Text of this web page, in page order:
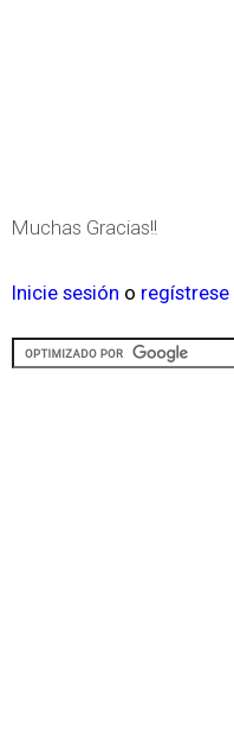
Muchas Gracias!!
Inicie sesión o regístrese